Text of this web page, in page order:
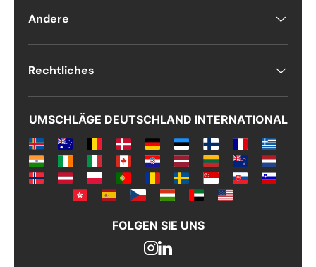
Andere
Rechtliches
UMSCHLÄGE DEUTSCHLAND INTERNATIONAL
FOLGEN SIE UNS